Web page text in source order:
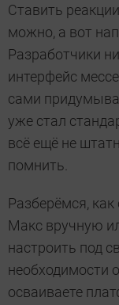
Ставить
можно, а вот
Разработчики
интерфейс
сами
уже стал
всё ещё не
помнить.
Разберёмся,
Макс вручную
настроить под
необходимости
осваиваете